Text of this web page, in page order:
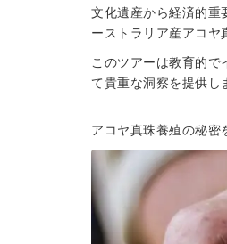
文化遺産から経済的重
ーストラリア産アコヤ
このツアーは教育的
て貴重な洞察を提供し
アコヤ真珠養殖の秘密